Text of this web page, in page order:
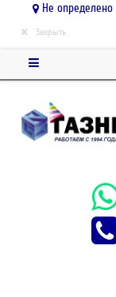
Не определено
× Закрыть